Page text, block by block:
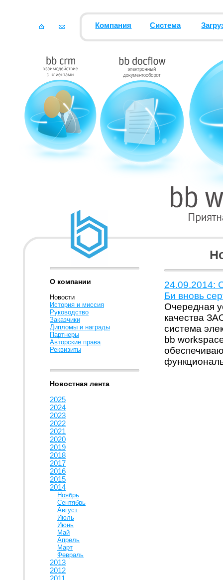
Компания Система
О компании
Новости
История и миссия
Руководство
Заказчики
Дипломы и награды
Партнеры
Авторские права
Реквизиты
Новостная лента
2025
2024
2023
2022
2021
2020
2019
2018
2017
2016
2015
2014
Ноябрь
Сентябрь
Август
Июль
Июнь
Май
Апрель
Март
Февраль
2013
2012
24.09.2014:
Би вновь
Очередная
качества
система
bb